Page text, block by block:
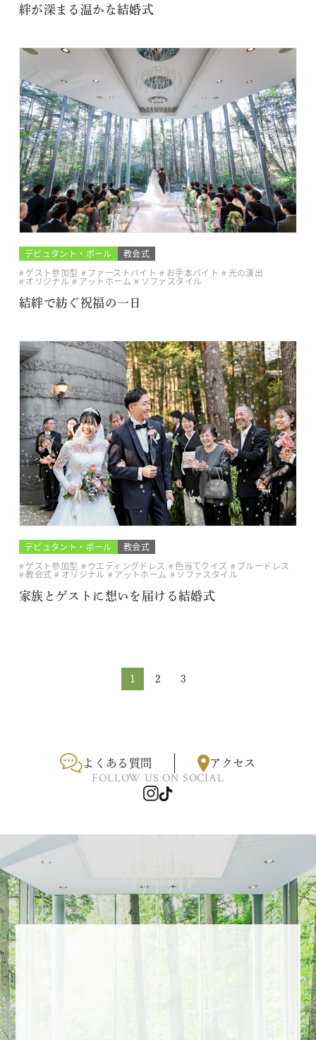
絆が深まる温かな結婚式
デビュタント・ボール
教会式
ゲスト参加型
ファーストバイト お手本バイト 光の演出
オリジナル アットホーム
ソファスタイル
結絆で紡ぐ祝福の一日
デビュタント・ボール
教会式
ゲスト参加型
ウエディングドレス 色当てクイズ ブルードレス
教会式 オリジナル アットホーム
ソファスタイル
家族とゲストに想いを届ける結婚式
1 2 3
よくある質問 アクセス
FOLLOW US ON SOCIAL